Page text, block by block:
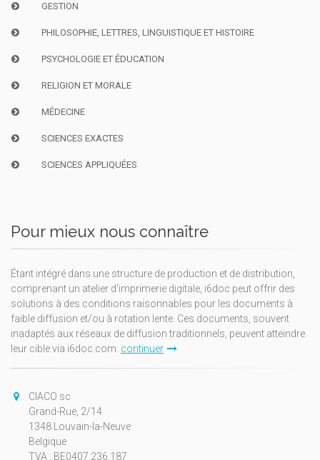
GESTION
PHILOSOPHIE, LETTRES, LINGUISTIQUE ET HISTOIRE
PSYCHOLOGIE ET ÉDUCATION
RELIGION ET MORALE
MÉDECINE
SCIENCES EXACTES
SCIENCES APPLIQUÉES
Pour mieux nous connaître
Étant intégré dans une structure de production et de distribution,
comprenant un atelier d'imprimerie digitale, i6doc peut offrir des
solutions à des conditions raisonnables pour les documents à
faible diffusion et/ou à rotation lente. Ces documents, souvent
inadaptés aux réseaux de diffusion traditionnels, peuvent atteindre
leur cible via i6doc.com. continuer
CIACO sc
Grand-Rue, 2/14
1348 Louvain-la-Neuve
Belgique
TVA : BE0407.236.187